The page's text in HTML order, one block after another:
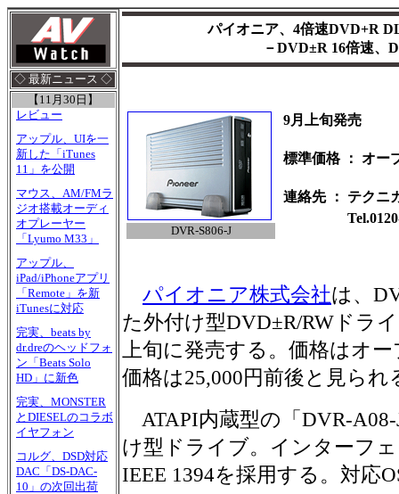
◇ 最新ニュース ◇
【11月30日】
レビュー
アップル、UIを一
新した「iTunes
11」を公開
マウス、AM/FMラ
ジオ搭載オーディ
オプレーヤー
「Lyumo M33」
アップル、
iPad/iPhoneアプリ
「Remote」を新
iTunesに対応
完実、beats by
dr.dreのヘッドフォ
ン「Beats Solo
HD」に新色
完実、MONSTER
とDIESELのコラボ
イヤフォン
コルグ、DSD対応
DAC「DS-DAC-
10」の次回出荷
パイオニア、4倍速DVD+R
－DVD±R 16倍速、
DVR-S806-J
9月上旬発売
標準価格 ： オー
連絡先 ：
テクニ
パイオニア株式会社は、
た外付け型DVD±R/RWドラ
上旬に発売する。価格はオ
価格は25,000円前後と見られ
ATAPI内蔵型の「DVR-
け型ドライブ。インターフ
IEEE 1394を採用する。対応